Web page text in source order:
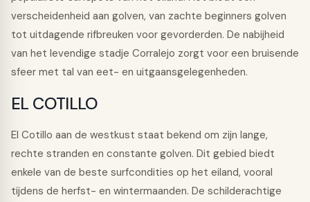
verscheidenheid aan golven, van zachte beginners golven
tot uitdagende rifbreuken voor gevorderden. De nabijheid
van het levendige stadje Corralejo zorgt voor een bruisende
sfeer met tal van eet- en uitgaansgelegenheden.
EL COTILLO
El Cotillo aan de westkust staat bekend om zijn lange,
rechte stranden en constante golven. Dit gebied biedt
enkele van de beste surfcondities op het eiland, vooral
tijdens de herfst- en wintermaanden. De schilderachtige